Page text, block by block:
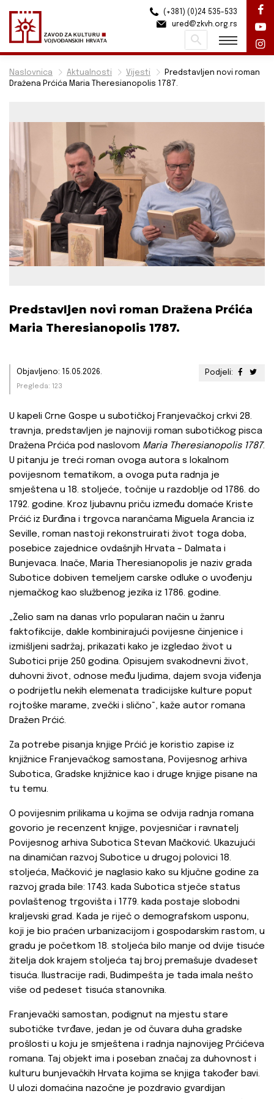
Naslovnica Aktualnosti Vijesti
Predstavljen novi roman
Dražena Prćića Maria Theresianopolis 1787.
Predstavljen novi roman Dražena Prćića
Maria Theresianopolis 1787.
Podjeli:
Objavljeno: 15.05.2026.
Pregleda: 123
U kapeli Crne Gospe u subotičkoj Franjevačkoj crkvi 28.
travnja, predstavljen je najnoviji roman subotičkog pisca
Dražena Prćića pod naslovom Maria Theresianopolis 1787.
U pitanju je treći roman ovoga autora s lokalnom
povijesnom tematikom, a ovoga puta radnja je
smještena u 18. stoljeće, točnije u razdoblje od 1786. do
1792. godine. Kroz ljubavnu priču između domaće Kriste
Prćić iz Đurđina i trgovca narančama Miguela Arancia iz
Seville, roman nastoji rekonstruirati život toga doba,
posebice zajednice ovdašnjih Hrvata – Dalmata i
Bunjevaca. Inače, Maria Theresianopolis je naziv grada
Subotice dobiven temeljem carske odluke o uvođenju
njemačkog kao službenog jezika iz 1786. godine.
„Želio sam na danas vrlo popularan način u žanru
faktofikcije, dakle kombinirajući povijesne činjenice i
izmišljeni sadržaj, prikazati kako je izgledao život u
Subotici prije 250 godina. Opisujem svakodnevni život,
duhovni život, odnose među ljudima, dajem svoja viđenja
o podrijetlu nekih elemenata tradicijske kulture poput
rojtoške marame, zvečki i slično“, kaže autor romana
Dražen Prćić.
Za potrebe pisanja knjige Prćić je koristio zapise iz
knjižnice Franjevačkog samostana, Povijesnog arhiva
Subotica, Gradske knjižnice kao i druge knjige pisane na
tu temu.
O povijesnim prilikama u kojima se odvija radnja romana
govorio je recenzent knjige, povjesničar i ravnatelj
Povijesnog arhiva Subotica Stevan Mačković. Ukazujući
na dinamičan razvoj Subotice u drugoj polovici 18.
stoljeća, Mačković je naglasio kako su ključne godine za
razvoj grada bile: 1743. kada Subotica stječe status
povlaštenog trgovišta i 1779. kada postaje slobodni
kraljevski grad. Kada je riječ o demografskom usponu,
koji je bio praćen urbanizacijom i gospodarskim rastom, u
gradu je početkom 18. stoljeća bilo manje od dvije tisuće
žitelja dok krajem stoljeća taj broj premašuje dvadeset
tisuća. Ilustracije radi, Budimpešta je tada imala nešto
više od pedeset tisuća stanovnika.
Franjevački samostan, podignut na mjestu stare
subotičke tvrđave, jedan je od čuvara duha gradske
prošlosti u koju je smještena i radnja najnovijeg Prćićeva
romana. Taj objekt ima i poseban značaj za duhovnost i
kulturu bunjevačkih Hrvata kojima se knjiga također bavi.
U ulozi domaćina nazočne je pozdravio gvardijan
(+381) (0)24 535-533
ured@zkvh.org.rs
Pretraži